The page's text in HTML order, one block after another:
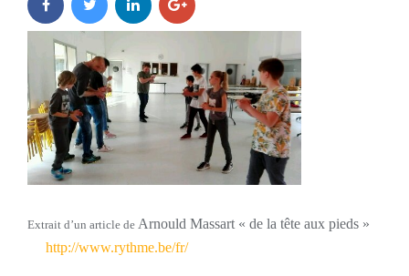
Extrait d’un article de Arnould Massart « de la tête aux pieds »
http://www.rythme.be/fr/